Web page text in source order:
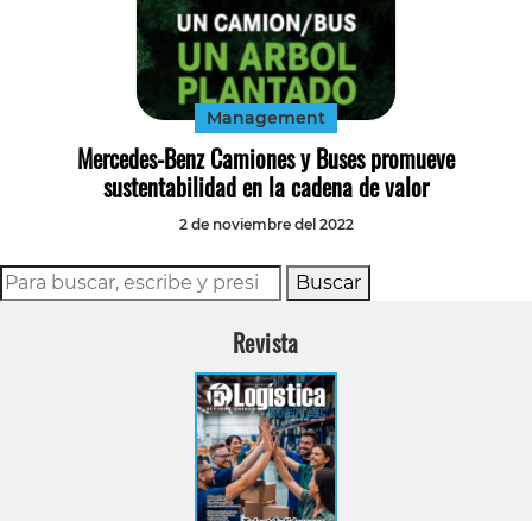
Management
Mercedes-Benz Camiones y Buses promueve
sustentabilidad en la cadena de valor
2 de noviembre del 2022
Buscar
Revista